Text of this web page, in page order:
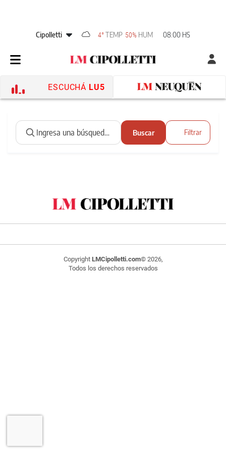
Cipolletti 4° TEMP 50% HUM 08:00 HS
ESCUCHÁ LU5
Buscar Filtrar
Copyright LMCipolletti.com© 2026,
Todos los derechos reservados